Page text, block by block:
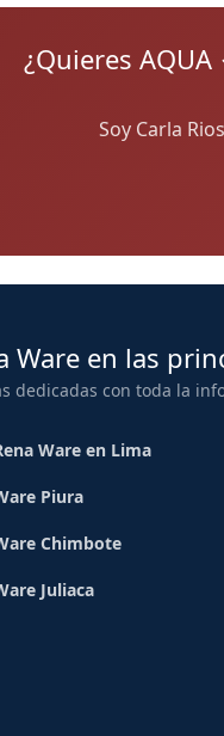
¿Quieres AQUA
Soy Carla
Ware en las
dedicadas con toda la
Ware en Lima
Piura
Chimbote
Juliaca